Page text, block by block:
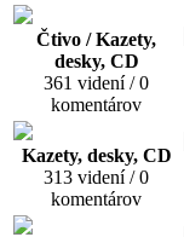
Čtivo / Kazety,
desky, CD
361 videní / 0
komentárov
Kazety, desky, CD
313 videní / 0
komentárov